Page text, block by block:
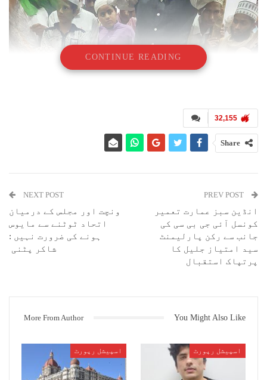
بنگالی اور اس کے گینگ کو پھر ایکبار اورنگ آباد وقف بورڈ ٹریبونل میں
منھ کی کھانی پڑی کیونکہ بنگالی گینگ نے اورنگ آباد وقف ٹریبونل کے
حکم پر ہی انگلی اٹھانے کی کوشش کی تھی ۔ اس کے بعد ٹریبونل کے سامنے
CONTINUE READING
32,155
Share
انڈین سبز عمارت تعمیر
کونسل آئی جی بی سی کی
جانب سے رکن پارلیمنٹ
سید امتیاز جلیل کا
پرتپاک استقبال
NEXT POST
ونچت اور مجلس کے درمیان
اتحاد ٹوٹنے سے مایوس
ہونے کی ضرورت نہیں :
شاکر پٹنی
You Might Also Like
More From Author
اسپیشل رپورٹ اسپیشل رپورٹ